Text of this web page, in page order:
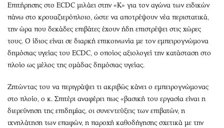
Επιτήρησης στο ECDC μιλάει στην «Κ» για τον αγώνα των ειδικών
πάνω στο κρουαζιερόπλοιο, ώστε να αποτρέψουν νέα περιστατικά,
την ώρα που δεκάδες επιβάτες έχουν ήδη επιστρέψει στις χώρες
τους. Ο ίδιος είναι σε διαρκή επικοινωνία με τον εμπειρογνώμονα
δημόσιας υγείας του ECDC, ο οποίος αξιολογεί την κατάσταση στο
πλοίο ως μέλος της ομάδας δημόσιας υγείας.
Ζητώντας του να περιγράψει τι ακριβώς κάνει ο εμπειρογνώμονας
στο πλοίο, ο κ. Σπιτέρι αναφέρει πως «βασική του εργασία είναι η
διερεύνηση της επιδημίας, οι συνεντεύξεις των επιβατών, η
ιχνηλάτηση των επαφών, η παροχή καθοδήγησης σχετικά με την